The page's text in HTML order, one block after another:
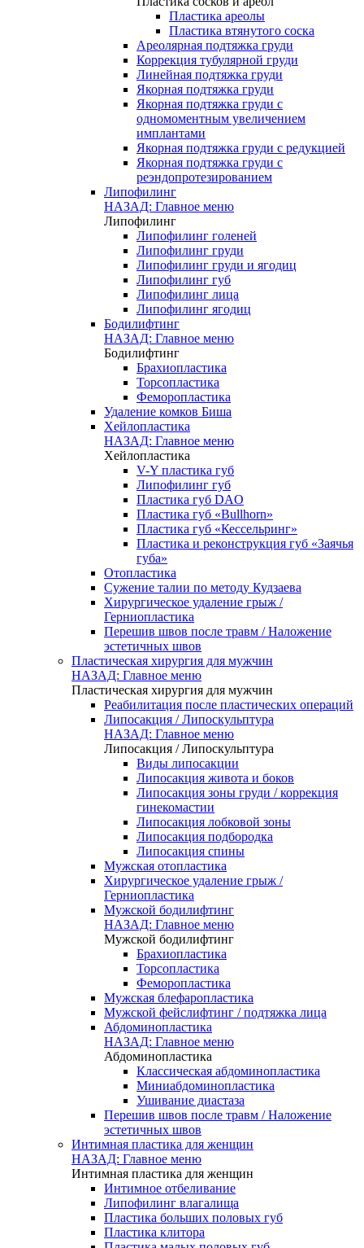
Пластика ареолы
Пластика втянутого соска
Ареолярная подтяжка груди
Коррекция тубулярной груди
Линейная подтяжка груди
Якорная подтяжка груди
Якорная подтяжка груди с
одномоментным увеличением
имплантами
Якорная подтяжка груди с редукцией
Якорная подтяжка груди с
реэндопротезированием
Липофилинг
НАЗАД: Главное меню
Липофилинг
Липофилинг голеней
Липофилинг груди
Липофилинг груди и ягодиц
Липофилинг губ
Липофилинг лица
Липофилинг ягодиц
Бодилифтинг
НАЗАД: Главное меню
Бодилифтинг
Брахиопластика
Торсопластика
Феморопластика
Удаление комков Биша
Хейлопластика
НАЗАД: Главное меню
Хейлопластика
V-Y пластика губ
Липофилинг губ
Пластика губ DAO
Пластика губ «Bullhorn»
Пластика губ «Кессельринг»
Пластика и реконструкция губ «Заячья
губа»
Отопластика
Сужение талии по методу Кудзаева
Хирургическое удаление грыж /
Герниопластика
Перешив швов после травм / Наложение
эстетичных швов
Пластическая хирургия для мужчин
НАЗАД: Главное меню
Пластическая хирургия для мужчин
Реабилитация после пластических операций
Липосакция / Липоскульптура
НАЗАД: Главное меню
Липосакция / Липоскульптура
Виды липосакции
Липосакция живота и боков
Липосакция зоны груди / коррекция
гинекомастии
Липосакция лобковой зоны
Липосакция подбородка
Липосакция спины
Мужская отопластика
Хирургическое удаление грыж /
Герниопластика
Мужской бодилифтинг
НАЗАД: Главное меню
Мужской бодилифтинг
Брахиопластика
Торсопластика
Феморопластика
Мужская блефаропластика
Мужской фейслифтинг / подтяжка лица
Абдоминопластика
НАЗАД: Главное меню
Абдоминопластика
Классическая абдоминопластика
Миниабдоминопластика
Ушивание диастаза
Перешив швов после травм / Наложение
эстетичных швов
Интимная пластика для женщин
НАЗАД: Главное меню
Интимная пластика для женщин
Интимное отбеливание
Липофилинг влагалища
Пластика больших половых губ
Пластика клитора